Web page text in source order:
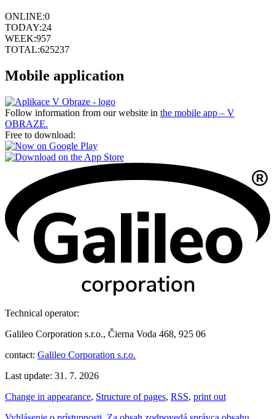
ONLINE:0
TODAY:24
WEEK:957
TOTAL:625237
Mobile application
Follow information from our website in the mobile app – V
OBRAZE.
Free to download:
Technical operator:
Galileo Corporation s.r.o., Čierna Voda 468, 925 06
contact: Galileo Corporation s.r.o.
Last update: 31. 7. 2026
Change in appearance, Structure of pages, RSS, print out